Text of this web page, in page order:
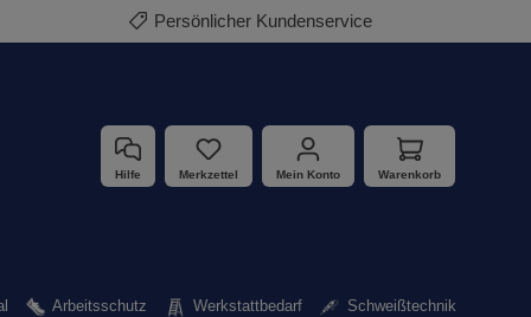
Abholung rund um die Uhr im Nachtdepot
Hilfe Merkzettel Mein Konto Warenkorb
Arbeitsschutz Werkstattbedarf Schweißtechnik